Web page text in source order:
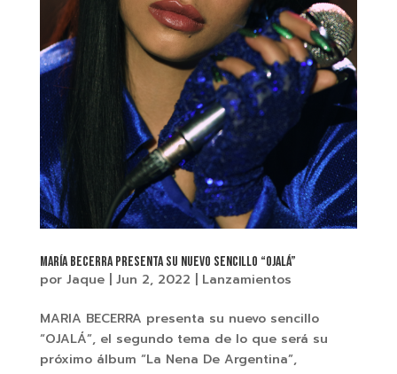
MARÍA BECERRA PRESENTA SU NUEVO SENCILLO “OJALÁ”
por Jaque| Jun 2, 2022 Lanzamientos
MARIA BECERRA presenta su nuevo sencillo
“OJALÁ”, el segundo tema de lo que será su
próximo álbum “La Nena De Argentina”,